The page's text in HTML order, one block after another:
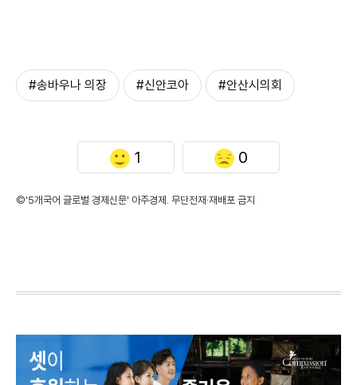
#송바우나 의장 #신안코아 #안산시의회
1 0
©'5개국어 글로벌 경제신문' 아주경제. 무단전재·재배포 금지